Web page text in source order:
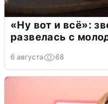
«Ну вот и всё»:
развелась с
6 августа 68